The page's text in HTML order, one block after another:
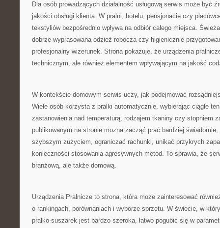
Dla osób prowadzących działalność usługową serwis może być
jakości obsługi klienta. W pralni, hotelu, pensjonacie czy
tekstyliów bezpośrednio wpływa na odbiór całego miejsca.
dobrze wyprasowana odzież robocza czy higienicznie
profesjonalny wizerunek. Strona pokazuje, że urządzenia
technicznym, ale również elementem wpływającym na jakość
W kontekście domowym serwis uczy, jak podejmować
Wiele osób korzysta z pralki automatycznie, wybierając ciągle
zastanowienia nad temperaturą, rodzajem tkaniny czy stopniem
publikowanym na stronie można zacząć prać bardziej
szybszym zużyciem, ograniczać rachunki, unikać przykrych
konieczności stosowania agresywnych metod. To sprawia, że
branżową, ale także domową.
Urządzenia Pralnicze to strona, która może zainteresować
o rankingach, porównaniach i wyborze sprzętu. W świecie, w
pralko-suszarek jest bardzo szeroka, łatwo pogubić się w